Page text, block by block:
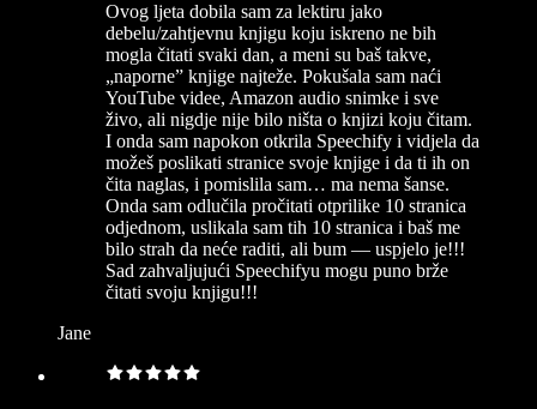
Ovog ljeta dobila sam za lektiru jako
debelu/zahtjevnu knjigu koju iskreno ne bih
mogla čitati svaki dan, a meni su baš takve,
„naporne” knjige najteže. Pokušala sam naći
YouTube videe, Amazon audio snimke i sve
živo, ali nigdje nije bilo ništa o knjizi koju čitam.
I onda sam napokon otkrila Speechify i vidjela da
možeš poslikati stranice svoje knjige i da ti ih on
čita naglas, i pomislila sam… ma nema šanse.
Onda sam odlučila pročitati otprilike 10 stranica
odjednom, uslikala sam tih 10 stranica i baš me
bilo strah da neće raditi, ali bum — uspjelo je!!!
Sad zahvaljujući Speechifyu mogu puno brže
čitati svoju knjigu!!!
Jane